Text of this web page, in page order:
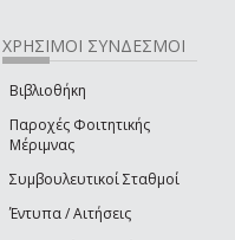
ΧΡΗΣΙΜΟΙ ΣΥΝΔΕΣΜΟΙ
Βιβλιοθήκη
Παροχές Φοιτητικής
Μέριμνας
Συμβουλευτικοί Σταθμοί
Έντυπα / Αιτήσεις